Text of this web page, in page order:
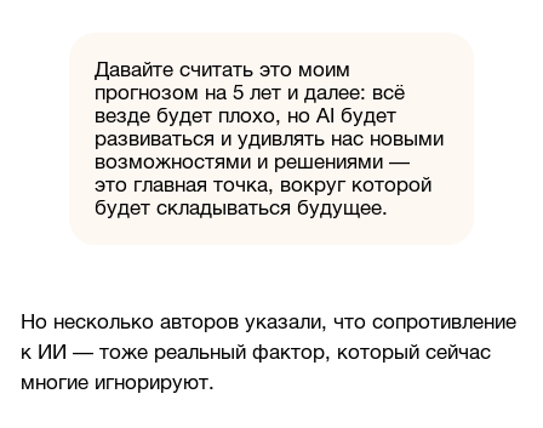
Давайте считать это моим
прогнозом на 5 лет и далее: всё
везде будет плохо, но AI будет
развиваться и удивлять нас новыми
возможностями и решениями —
это главная точка, вокруг которой
будет складываться будущее.
Но несколько авторов указали, что сопротивление
к ИИ — тоже реальный фактор, который сейчас
многие игнорируют.